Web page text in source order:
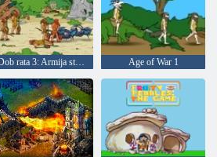
Dob rata 3: Armija starosnih skupina Age of War 1